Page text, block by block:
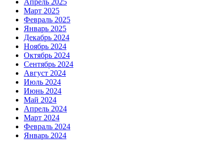
Март 2025
Февраль 2025
Январь 2025
Декабрь 2024
Ноябрь 2024
Октябрь 2024
Сентябрь 2024
Август 2024
Июль 2024
Июнь 2024
Май 2024
Апрель 2024
Март 2024
Февраль 2024
Январь 2024